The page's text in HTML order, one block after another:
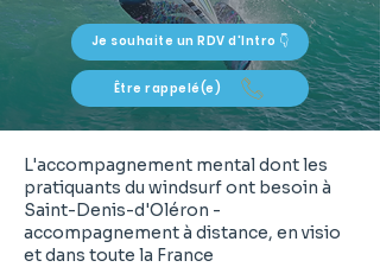
Je souhaite un RDV d'Intro 👇
Être rappelé(e)
L'accompagnement mental dont les
pratiquants du windsurf ont besoin à
Saint-Denis-d'Oléron -
accompagnement à distance, en visio
et dans toute la France